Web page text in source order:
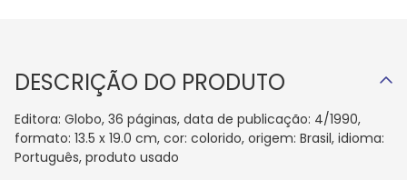
DESCRIÇÃO DO PRODUTO
Editora: Globo, 36 páginas, data de publicação: 4/1990,
formato: 13.5 x 19.0 cm, cor: colorido, origem: Brasil, idioma:
Português, produto usado